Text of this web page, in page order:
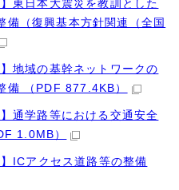
東日本大震災を教訓とした
備（復興基本方針関連（全国
地域の基幹ネットワークの
備 （PDF 877.4KB）
通学路等における交通安全
1.0MB）
ICアクセス道路等の整備